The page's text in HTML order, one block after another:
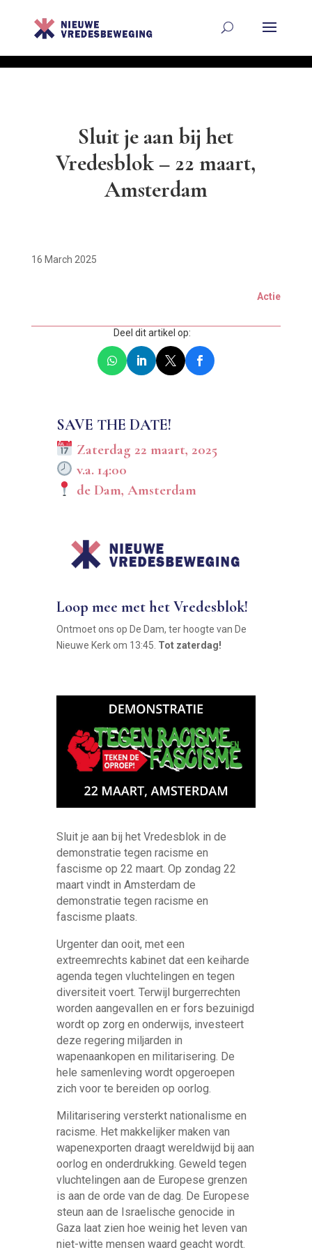
Sluit je aan bij het
Vredesblok – 22 maart,
Amsterdam
16 March 2025
Actie
Deel dit artikel op:
SAVE THE DATE!
Zaterdag 22 maart, 2025
v.a. 14:00
de Dam, Amsterdam
Loop mee met het Vredesblok!
Ontmoet ons op De Dam, ter hoogte van De
Nieuwe Kerk om 13:45. Tot zaterdag!
Sluit je aan bij het Vredesblok in de
demonstratie tegen racisme en
fascisme op 22 maart. Op zondag 22
maart vindt in Amsterdam de
demonstratie tegen racisme en
fascisme plaats.
Urgenter dan ooit, met een
extreemrechts kabinet dat een keiharde
agenda tegen vluchtelingen en tegen
diversiteit voert. Terwijl burgerrechten
worden aangevallen en er fors bezuinigd
wordt op zorg en onderwijs, investeert
deze regering miljarden in
wapenaankopen en militarisering. De
hele samenleving wordt opgeroepen
zich voor te bereiden op oorlog.
Militarisering versterkt nationalisme en
racisme. Het makkelijker maken van
wapenexporten draagt wereldwijd bij aan
oorlog en onderdrukking. Geweld tegen
vluchtelingen aan de Europese grenzen
is aan de orde van de dag. De Europese
steun aan de Israelische genocide in
Gaza laat zien hoe weinig het leven van
niet-witte mensen waard geacht wordt.